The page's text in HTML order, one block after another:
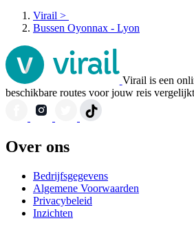
Virail >
Bussen Oyonnax - Lyon
Virail is een
beschikbare routes voor jouw reis
Over ons
Bedrijfsgegevens
Algemene Voorwaarden
Privacybeleid
Inzichten